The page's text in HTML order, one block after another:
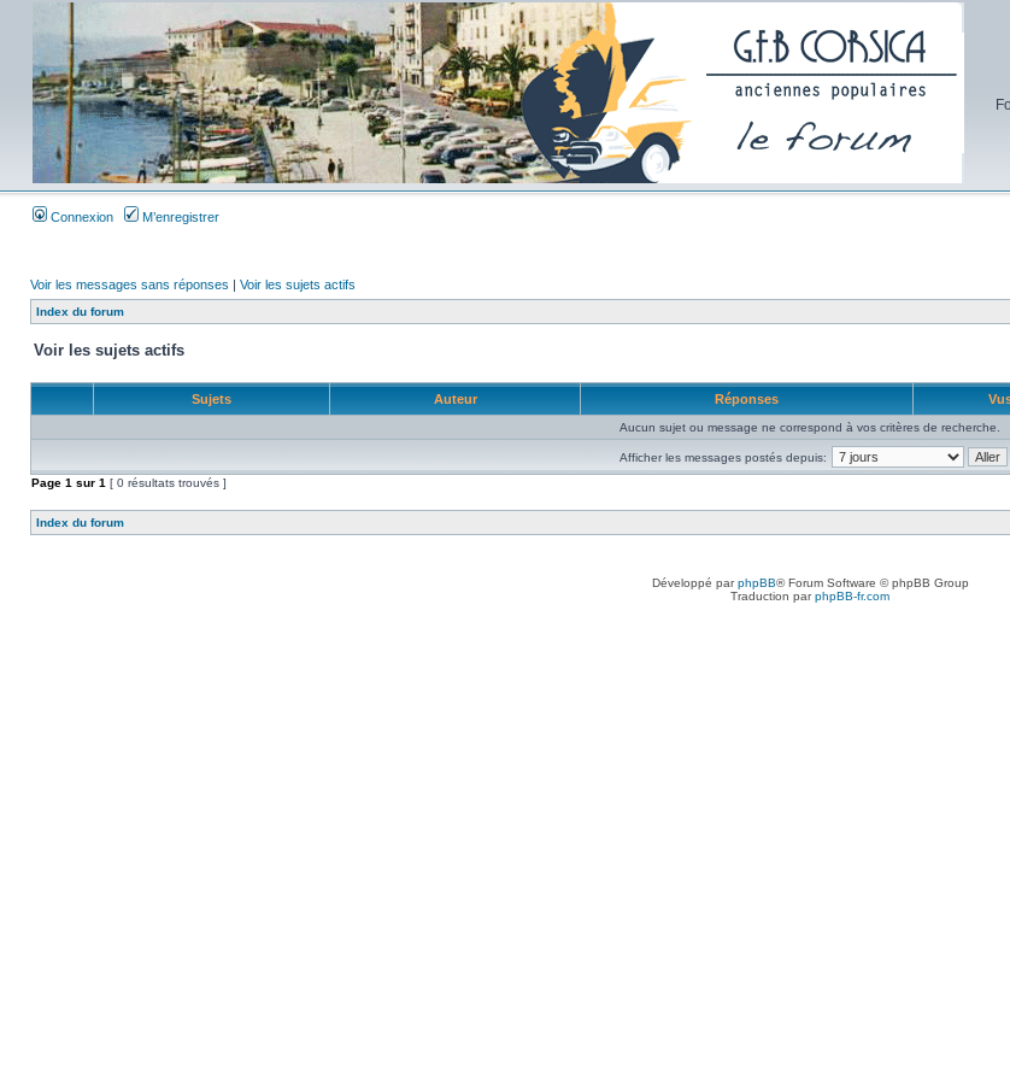
Connexion M’enregistrer
Voir les messages sans réponses | Voir les sujets actifs
Index du forum
Voir les sujets actifs
Sujets Auteur Réponses
Aucun sujet ou message ne correspond à vos critères de recherche.
Afficher les messages postés depuis:
Page 1 sur 1 [ 0 résultats trouvés ]
Index du forum
Développé parphpBB® Forum Software © phpBB Group
Traduction parphpBB-fr.com